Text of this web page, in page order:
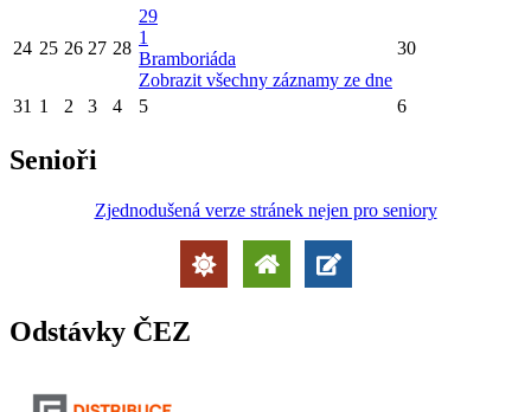
24 25 26 27 28
29
1
Bramboriáda
Zobrazit všechny záznamy ze dne
30
31 1 2 3 4 5 6
Senioři
Zjednodušená verze stránek nejen pro seniory
Odstávky ČEZ